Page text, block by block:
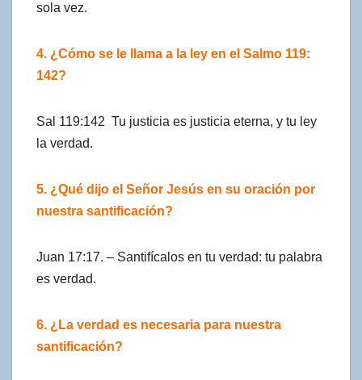
sola vez.
4. ¿Cómo se le llama a la ley en el Salmo 119:
142?
Sal 119:142 Tu justicia es justicia eterna, y tu ley
la verdad.
5. ¿Qué dijo el Señor Jesús en su oración por
nuestra santificación?
Juan 17:17. – Santifícalos en tu verdad: tu palabra
es verdad.
6. ¿La verdad es necesaria para nuestra
santificación?